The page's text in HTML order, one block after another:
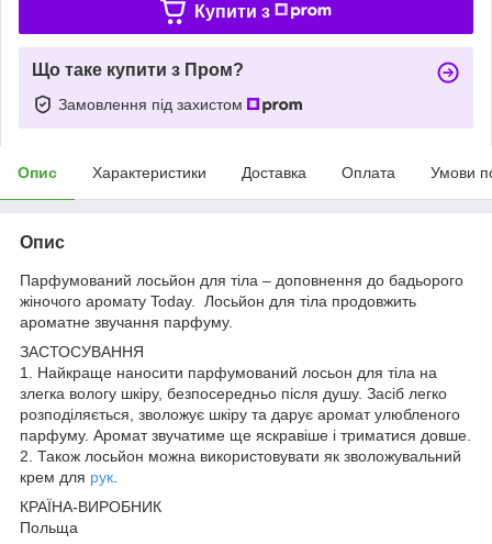
Купити з
Що таке купити з Пром?
Замовлення під захистом
Опис Характеристики Доставка Оплата Умови
Опис
Парфумований лосьйон для тіла – доповнення до бадьорого
жіночого аромату Today. Лосьйон для тіла продовжить
ароматне звучання парфуму.
ЗАСТОСУВАННЯ
1. Найкраще наносити парфумований лосьон для тіла на
злегка вологу шкіру, безпосередньо після душу. Засіб легко
розподіляється, зволожує шкіру та дарує аромат улюбленого
парфуму. Аромат звучатиме ще яскравіше і триматися довше.
2. Також лосьйон можна використовувати як зволожувальний
крем для рук
КРАЇНА-ВИРОБНИК
Польща